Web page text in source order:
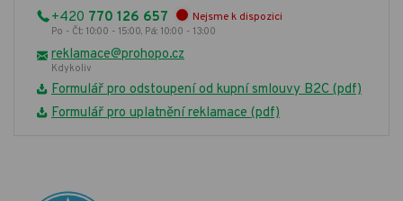
+420 770 126 657 Nejsme k dispozici
Po - Čt: 10:00 - 15:00, Pá: 10:00 - 13:00
reklamace@prohopo.cz
Kdykoliv
Formulář pro odstoupení od kupní smlouvy B2C (pdf)
Formulář pro uplatnění reklamace (pdf)